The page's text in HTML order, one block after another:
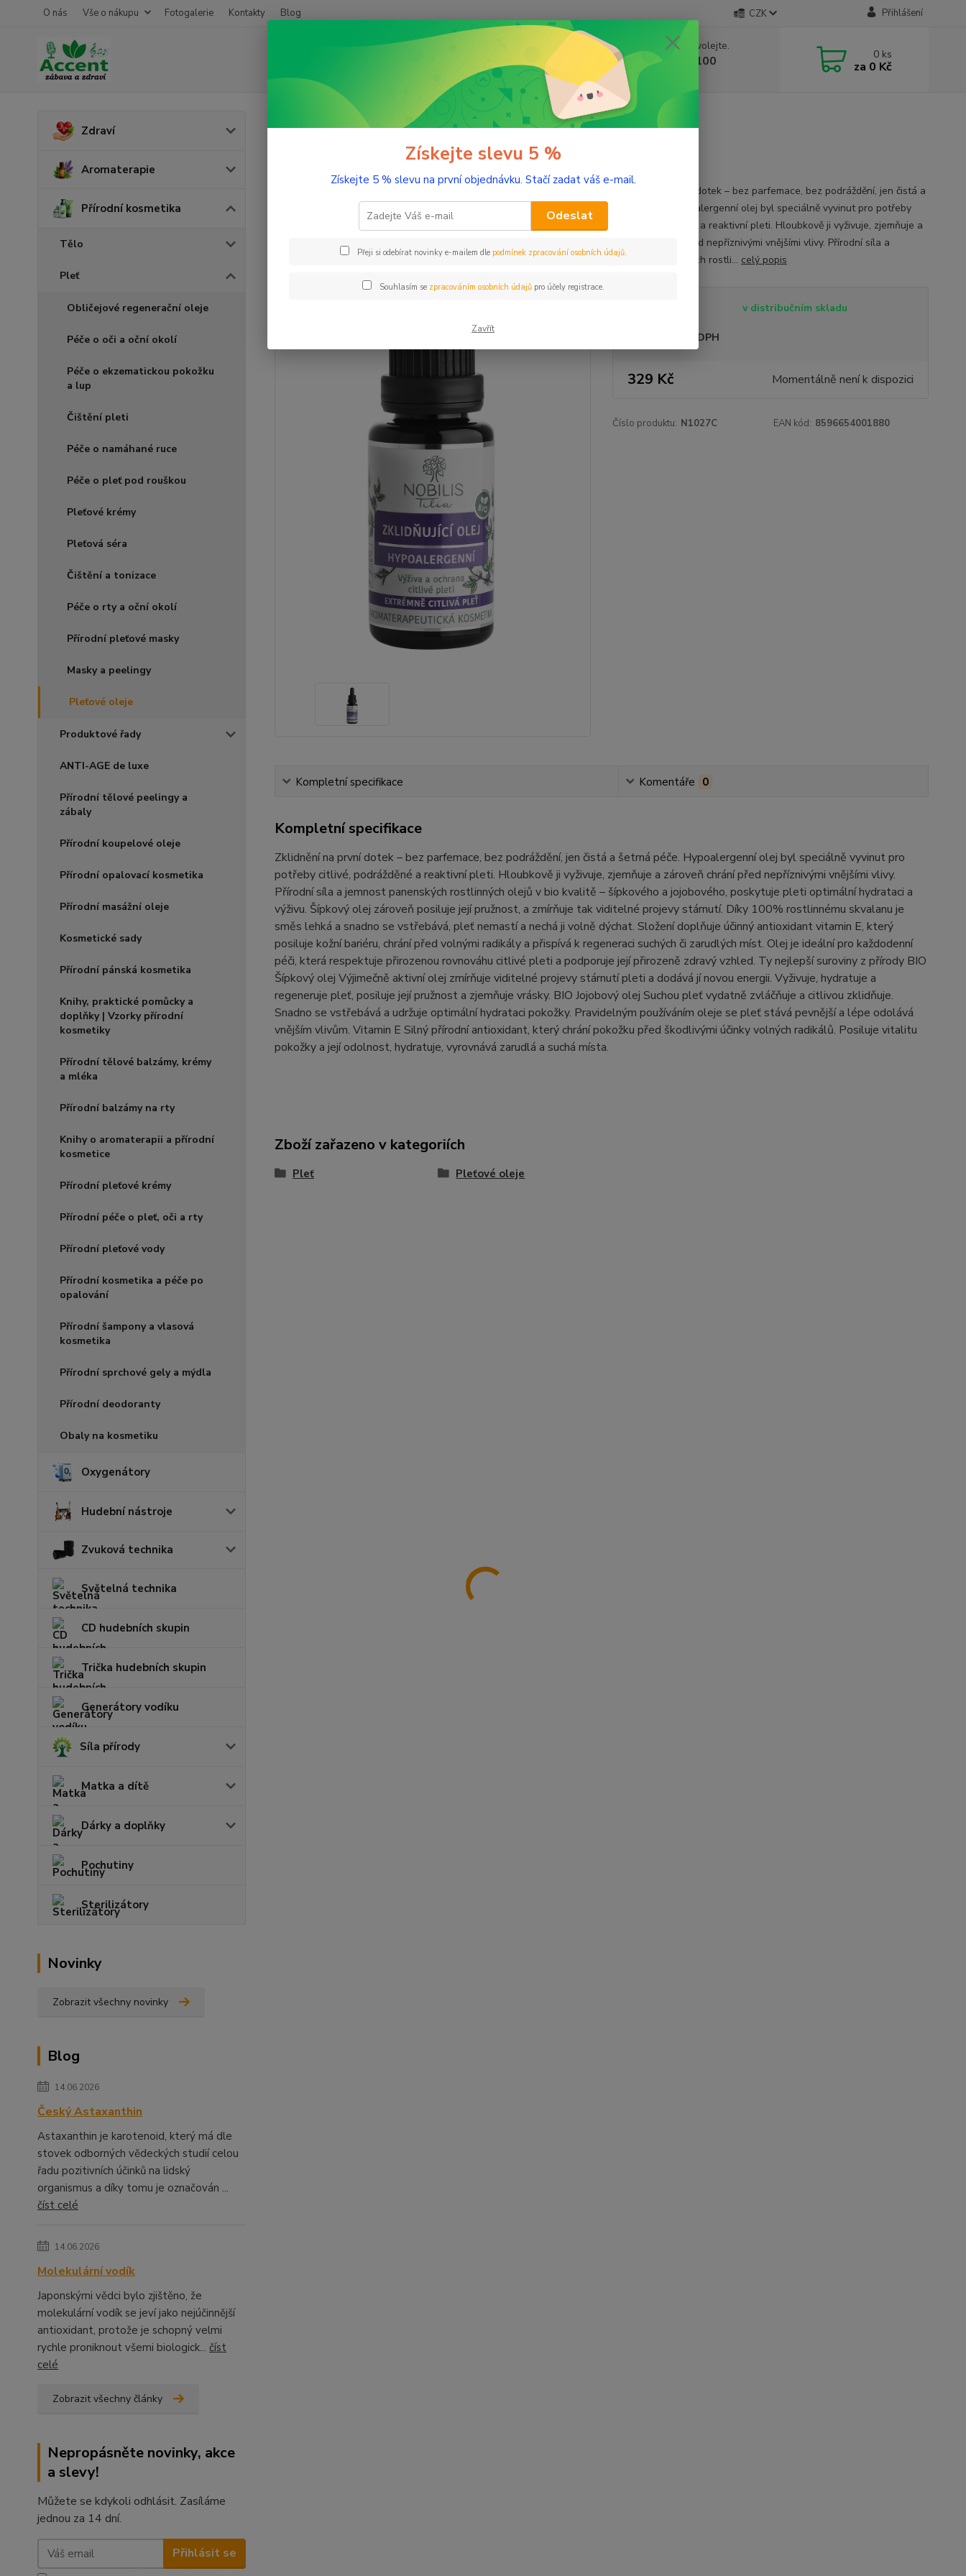
O nás Vše o nákupu Fotogalerie Kontakty Blog CZK Přihlášení
Nevíte si rady? Zavolejte.
+420 603 332 100
(Po-Pá, 10-17 hod.)
0 ks
za 0 Kč
Zdraví
Aromaterapie
Přírodní kosmetika
Tělo
Pleť
Obličejové regenerační oleje
Péče o oči a oční okolí
Péče o ekzematickou pokožku
a lup
Čištění pleti
Péče o namáhané ruce
Péče o pleť pod rouškou
Pleťové krémy
Pleťová séra
Čištění a tonizace
Péče o rty a oční okolí
Přírodní pleťové masky
Masky a peelingy
Pleťové oleje
Produktové řady
ANTI-AGE de luxe
Přírodní tělové peelingy a
zábaly
Přírodní koupelové oleje
Přírodní opalovací kosmetika
Přírodní masážní oleje
Kosmetické sady
Přírodní pánská kosmetika
Knihy, praktické pomůcky a
doplňky | Vzorky přírodní
kosmetiky
Přírodní tělové balzámy, krémy
a mléka
Přírodní balzámy na rty
Knihy o aromaterapii a přírodní
kosmetice
Přírodní pleťové krémy
Přírodní péče o pleť, oči a rty
Přírodní pleťové vody
Přírodní kosmetika a péče po
opalování
Přírodní šampony a vlasová
kosmetika
Přírodní sprchové gely a mýdla
Přírodní deodoranty
Obaly na kosmetiku
Oxygenátory
Hudební nástroje
Zvuková technika
Světelná technika
CD hudebních skupin
Trička hudebních skupin
Generátory vodíku
Síla přírody
Matka a dítě
Dárky a doplňky
Pochutiny
Sterilizátory
Novinky
Zobrazit všechny novinky
Blog
14.06.2026
Český Astaxanthin
Astaxanthin je karotenoid, který má dle
stovek odborných vědeckých studií celou
řadu pozitivních účinků na lidský
organismus a díky tomu je označován ...
číst celé
14.06.2026
Molekulární vodík
Japonskými vědci bylo zjištěno, že
molekulární vodík se jeví jako nejúčinnější
antioxidant, protože je schopný velmi
rychle proniknout všemi biologick... číst
celé
Zobrazit všechny články
Nepropásněte novinky, akce
a slevy!
Můžete se kdykoli odhlásit. Zasíláme
jednou za 14 dní.
Přihlásit se
Přírodní kosmetika Pleť Pleťové oleje Zklidňující olej Hypoalergenní 20 ml
Zklidňující olej Hypoalergenní 20 ml
Zklidnění na první dotek – bez parfemace, bez podráždění, jen čistá a
šetrná péče. Hypoalergenní olej byl speciálně vyvinut pro potřeby
citlivé, podrážděné a reaktivní pleti. Hloubkově ji vyživuje, zjemňuje a
zároveň chrání před nepříznivými vnějšími vlivy. Přírodní síla a
jemnost panenských rostli... celý popis
v distribučním skladu
Nejsme plátci DPH
329 Kč Momentálně není k dispozici
Číslo produktu: N1027C EAN kód: 8596654001880
Kompletní specifikace Komentáře 0
Kompletní specifikace
Zklidnění na první dotek – bez parfemace, bez podráždění, jen čistá a šetrná péče. Hypoalergenní olej byl speciálně vyvinut pro
potřeby citlivé, podrážděné a reaktivní pleti. Hloubkově ji vyživuje, zjemňuje a zároveň chrání před nepříznivými vnějšími vlivy.
Přírodní síla a jemnost panenských rostlinných olejů v bio kvalitě – šípkového a jojobového, poskytuje pleti optimální hydrataci a
výživu. Šípkový olej zároveň posiluje její pružnost, a zmírňuje tak viditelné projevy stárnutí. Díky 100% rostlinnému skvalanu je
směs lehká a snadno se vstřebává, pleť nemastí a nechá ji volně dýchat. Složení doplňuje účinný antioxidant vitamin E, který
posiluje kožní bariéru, chrání před volnými radikály a přispívá k regeneraci suchých či zarudlých míst. Olej je ideální pro každodenní
péči, která respektuje přirozenou rovnováhu citlivé pleti a podporuje její přirozeně zdravý vzhled. Ty nejlepší suroviny z přírody BIO
Šípkový olej Výjimečně aktivní olej zmírňuje viditelné projevy stárnutí pleti a dodává jí novou energii. Vyživuje, hydratuje a
regeneruje pleť, posiluje její pružnost a zjemňuje vrásky. BIO Jojobový olej Suchou pleť vydatně zvláčňuje a citlivou zklidňuje.
Snadno se vstřebává a udržuje optimální hydrataci pokožky. Pravidelným používáním oleje se pleť stává pevnější a lépe odolává
vnějším vlivům. Vitamin E Silný přírodní antioxidant, který chrání pokožku před škodlivými účinky volných radikálů. Posiluje vitalitu
pokožky a její odolnost, hydratuje, vyrovnává zarudlá a suchá místa.
Zboží zařazeno v kategoriích
Pleť Pleťové oleje
Získejte slevu 5 %
Získejte 5 % slevu na první objednávku. Stačí zadat váš e-mail.
Odeslat
Přeji si odebírat novinky e-mailem dle podmínek zpracování osobních údajů.
Souhlasím se zpracováním osobních údajůpro účely registrace.
Zavřít